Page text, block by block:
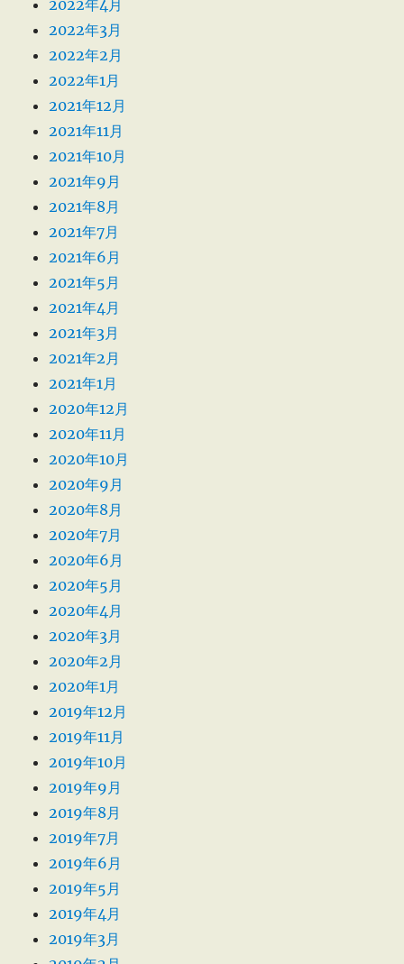
2022年4月
2022年3月
2022年2月
2022年1月
2021年12月
2021年11月
2021年10月
2021年9月
2021年8月
2021年7月
2021年6月
2021年5月
2021年4月
2021年3月
2021年2月
2021年1月
2020年12月
2020年11月
2020年10月
2020年9月
2020年8月
2020年7月
2020年6月
2020年5月
2020年4月
2020年3月
2020年2月
2020年1月
2019年12月
2019年11月
2019年10月
2019年9月
2019年8月
2019年7月
2019年6月
2019年5月
2019年4月
2019年3月